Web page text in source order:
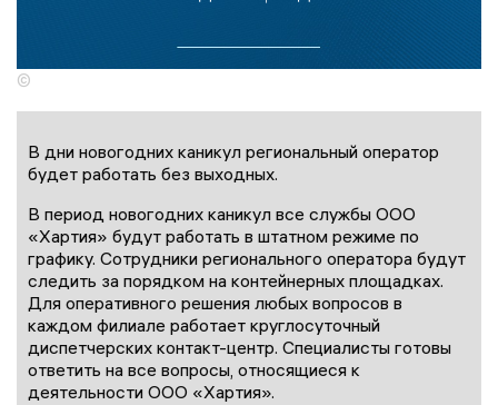
©
В дни новогодних каникул региональный оператор
будет работать без выходных.
В период новогодних каникул все службы ООО
«Хартия» будут работать в штатном режиме по
графику. Сотрудники регионального оператора будут
следить за порядком на контейнерных площадках.
Для оперативного решения любых вопросов в
каждом филиале работает круглосуточный
диспетчерских контакт-центр. Специалисты готовы
ответить на все вопросы, относящиеся к
деятельности ООО «Хартия».